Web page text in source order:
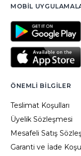
MOBIL
ÖNEMLI BILGILER
Teslimat Koşulları
Üyelik Sözleşmesi
Mesafeli Satış
Garanti ve İade